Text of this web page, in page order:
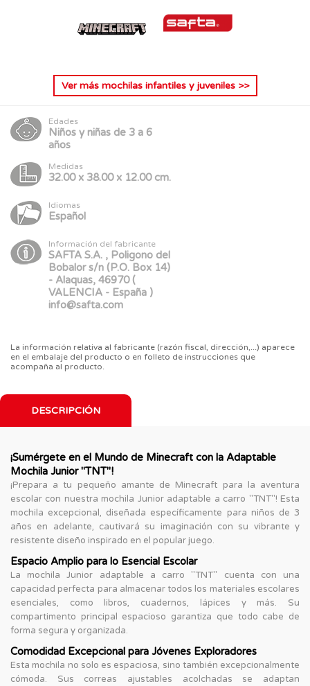
Ver más mochilas infantiles y juveniles>>
Edades
Niños y niñas de 3 a 6
años
Medidas
32.00 x 38.00 x 12.00 cm.
Idiomas
Español
Información del fabricante
SAFTA S.A. , Poligono del
Bobalor s/n (P.O. Box 14)
- Alaquas, 46970 (
VALENCIA - España )
info@safta.com
La información relativa al fabricante (razón fiscal, dirección,...) aparece
en el embalaje del producto o en folleto de instrucciones que
acompaña al producto.
DESCRIPCIÓN
¡Sumérgete en el Mundo de Minecraft con la Adaptable
Mochila Junior "TNT"!
¡Prepara a tu pequeño amante de Minecraft para la aventura
escolar con nuestra mochila Junior adaptable a carro "TNT"! Esta
mochila excepcional, diseñada específicamente para niños de 3
años en adelante, cautivará su imaginación con su vibrante y
resistente diseño inspirado en el popular juego.
Espacio Amplio para lo Esencial Escolar
La mochila Junior adaptable a carro "TNT" cuenta con una
capacidad perfecta para almacenar todos los materiales escolares
esenciales, como libros, cuadernos, lápices y más. Su
compartimento principal espacioso garantiza que todo cabe de
forma segura y organizada.
Comodidad Excepcional para Jóvenes Exploradores
Esta mochila no solo es espaciosa, sino también excepcionalmente
cómoda. Sus correas ajustables acolchadas se adaptan